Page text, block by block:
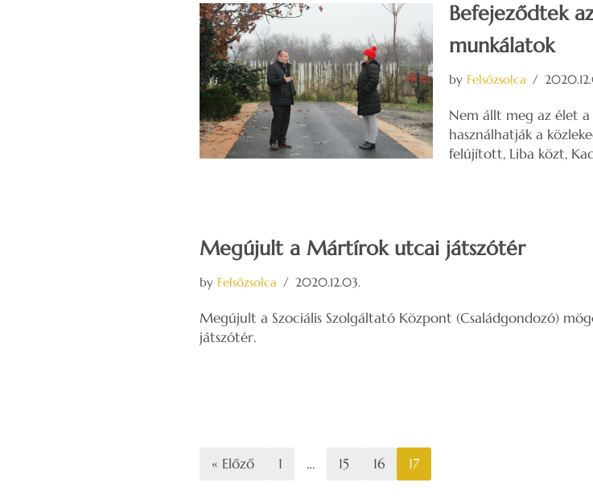
Befejeződtek
munkálatok
by Felsőzsolca
Nem állt meg az élet
használhatják a
felújított, Liba közt,
Megújult a Mártírok utcai játszótér
by Felsőzsolca 2020.12.03.
Megújult a Szociális Szolgáltató Központ (Családgondozó)
játszótér.
« Előző 1 … 15 16 17